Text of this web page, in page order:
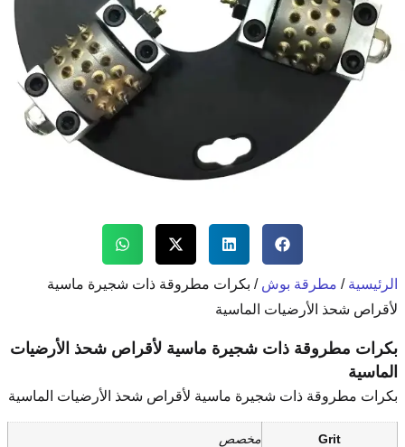
مطروقة ذات شجيرة ماسية
ماسية لأقراص شحذ الأرضيات
لأقراص شحذ الأرضيات الماسية